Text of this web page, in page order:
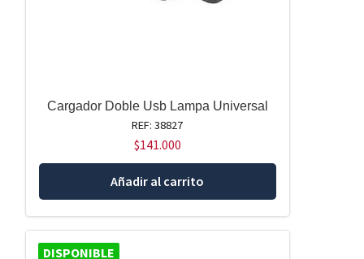
Cargador Doble Usb Lampa Universal
REF: 38827
$141.000
Añadir al carrito
DISPONIBLE